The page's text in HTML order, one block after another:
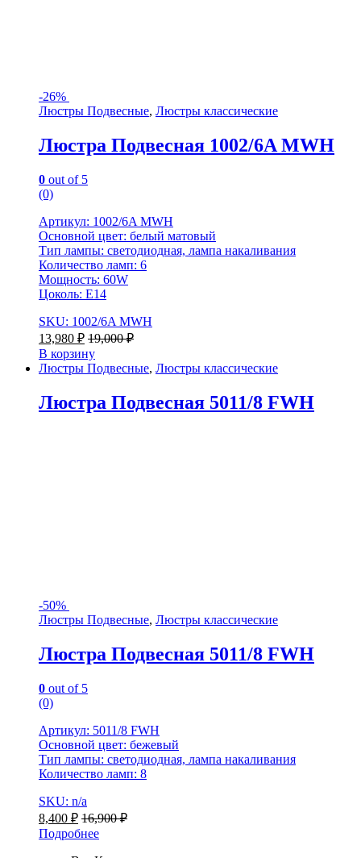
-26%
Люстры Подвесные, Люстры классические
Люстра Подвесная 1002/6A MWH
0 out of 5
(0)
Артикул: 1002/6A MWH
Основной цвет: белый матовый
Тип лампы: светодиодная, лампа накаливания
Количество ламп: 6
Мощность: 60W
Цоколь: Е14
SKU: 1002/6A MWH
13,980 ₽ 19,000₽
В корзину
Люстры Подвесные, Люстры классические
Люстра Подвесная 5011/8 FWH
-50%
Люстры Подвесные, Люстры классические
Люстра Подвесная 5011/8 FWH
0 out of 5
(0)
Артикул: 5011/8 FWH
Основной цвет: бежевый
Тип лампы: светодиодная, лампа накаливания
Количество ламп: 8
SKU: n/a
8,400 ₽ 16,900₽
Подробнее